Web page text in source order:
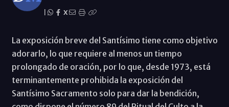
X
La exposición breve del Santísimo tiene como objetivo
adorarlo, lo que requiere al menos un tiempo
prolongado de oración, por lo que, desde 1973, está
terminantemente prohibida la exposición del
Santísimo Sacramento solo para dar la bendición,